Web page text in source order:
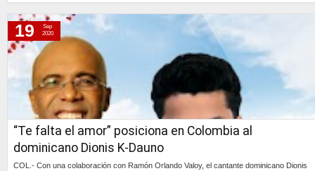
“Te falta el amor” posiciona en Colombia al
dominicano Dionis K-Dauno
COL.- Con una colaboración con Ramón Orlando Valoy, el cantante dominicano Dionis
19
Sep
2020